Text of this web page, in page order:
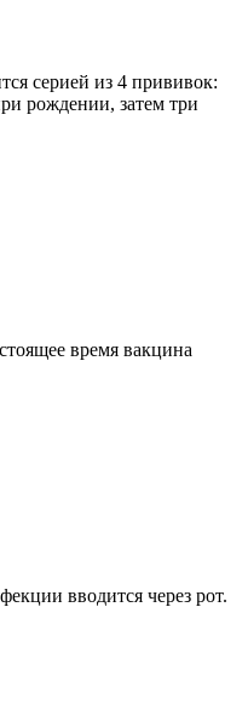
серией из 4 прививок:
рождении, затем три
время вакцина
вводится через рот.